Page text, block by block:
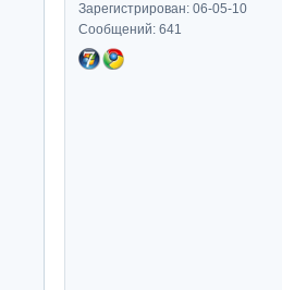
Зарегистрирован: 06-05-10
Сообщений: 641